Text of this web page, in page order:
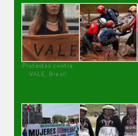
Protestas contra
VALE, Brasil